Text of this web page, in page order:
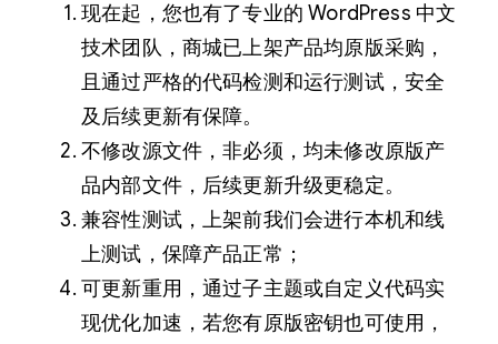
现在起，您也有了专业的 WordPress 中文
技术团队，商城已上架产品均原版采购，
且通过严格的代码检测和运行测试，安全
及后续更新有保障。
不修改源文件，非必须，均未修改原版产
品内部文件，后续更新升级更稳定。
兼容性测试，上架前我们会进行本机和线
上测试，保障产品正常；
可更新重用，通过子主题或自定义代码实
现优化加速，若您有原版密钥也可使用，